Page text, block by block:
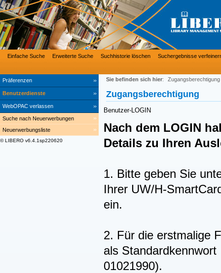
Präferenzen
Benutzerdienste
WebOPAC verlassen
Einfache Suche Erweiterte Suche Suchhistorie löschen Suchergebnisse
Suche nach Neuerwerbungen
Neuerwerbungsliste
© LIBERO v6.4.1sp220620
Sie befinden sich hier: Zugangsberechtigung
Zugangsberechtigung
Benutzer-LOGIN
Nach dem LOGIN
Details zu Ihren
1. Bitte geben Sie
Ihrer UW/H-
ein.
2. Für die erstmalige
als
01021990).